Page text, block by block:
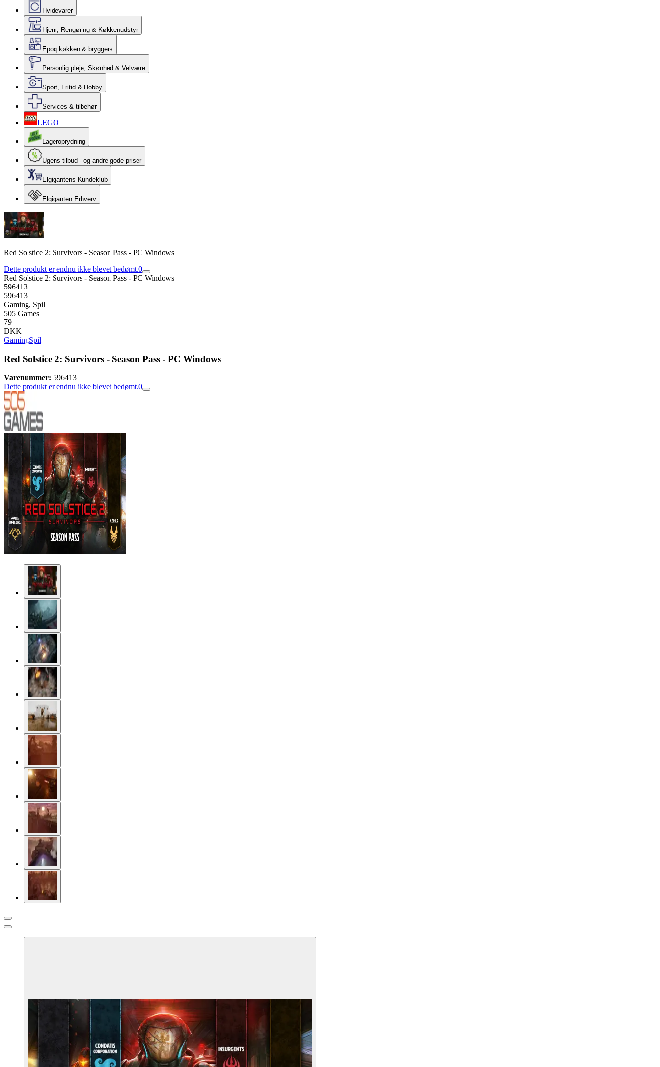
Hvidevarer
Hjem, Rengøring & Køkkenudstyr
Epoq køkken & bryggers
Personlig pleje, Skønhed & Velvære
Sport, Fritid & Hobby
Services & tilbehør
LEGO
Lageroprydning
Ugens tilbud - og andre gode priser
Elgigantens Kundeklub
Elgiganten Erhverv
Red Solstice 2: Survivors - Season Pass - PC Windows
Dette produkt er endnu ikke blevet bedømt.0
Red Solstice 2: Survivors - Season Pass - PC Windows
596413
596413
Gaming, Spil
505 Games
79
DKK
GamingSpil
Red Solstice 2: Survivors - Season Pass - PC Windows
Varenummer: 596413
Dette produkt er endnu ikke blevet bedømt.0